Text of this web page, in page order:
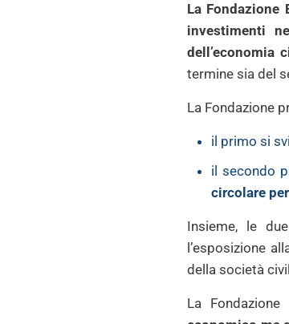
La
investimenti
dell’economia
termine sia del
La Fondazione
il primo si
il secondo
circolare
Insieme, le
l’esposizione
della società
La